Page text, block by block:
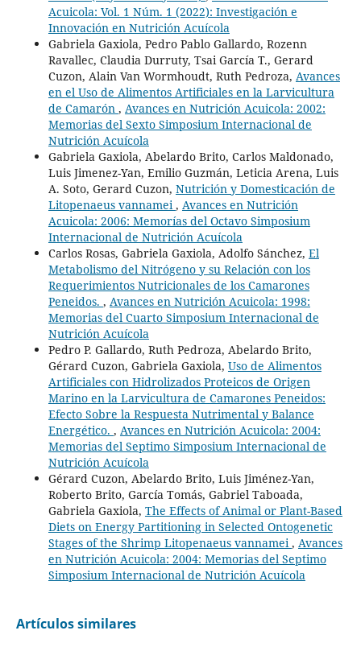
Acuicola: Vol. 1 Núm. 1 (2022): Investigación e
Innovación en Nutrición Acuícola
Gabriela Gaxiola, Pedro Pablo Gallardo, Rozenn
Ravallec, Claudia Durruty, Tsai García T., Gerard
Cuzon, Alain Van Wormhoudt, Ruth Pedroza, Avances
en el Uso de Alimentos Artificiales en la Larvicultura
de Camarón , Avances en Nutrición Acuicola: 2002:
Memorias del Sexto Simposium Internacional de
Nutrición Acuícola
Gabriela Gaxiola, Abelardo Brito, Carlos Maldonado,
Luis Jimenez-Yan, Emilio Guzmán, Leticia Arena, Luis
A. Soto, Gerard Cuzon, Nutrición y Domesticación de
Litopenaeus vannamei, Avances en Nutrición
Acuicola: 2006: Memorías del Octavo Simposium
Internacional de Nutrición Acuícola
Carlos Rosas, Gabriela Gaxiola, Adolfo Sánchez, El
Metabolismo del Nitrógeno y su Relación con los
Requerimientos Nutricionales de los Camarones
Peneidos. , Avances en Nutrición Acuicola: 1998:
Memorias del Cuarto Simposium Internacional de
Nutrición Acuícola
Pedro P. Gallardo, Ruth Pedroza, Abelardo Brito,
Gérard Cuzon, Gabriela Gaxiola, Uso de Alimentos
Artificiales con Hidrolizados Proteicos de Origen
Marino en la Larvicultura de Camarones Peneidos:
Efecto Sobre la Respuesta Nutrimental y Balance
Energético. , Avances en Nutrición Acuicola: 2004:
Memorias del Septimo Simposium Internacional de
Nutrición Acuícola
Gérard Cuzon, Abelardo Brito, Luis Jiménez-Yan,
Roberto Brito, García Tomás, Gabriel Taboada,
Gabriela Gaxiola, The Effects of Animal or Plant-Based
Diets on Energy Partitioning in Selected Ontogenetic
Stages of the Shrimp Litopenaeus vannamei, Avances
en Nutrición Acuicola: 2004: Memorias del Septimo
Simposium Internacional de Nutrición Acuícola
Artículos similares